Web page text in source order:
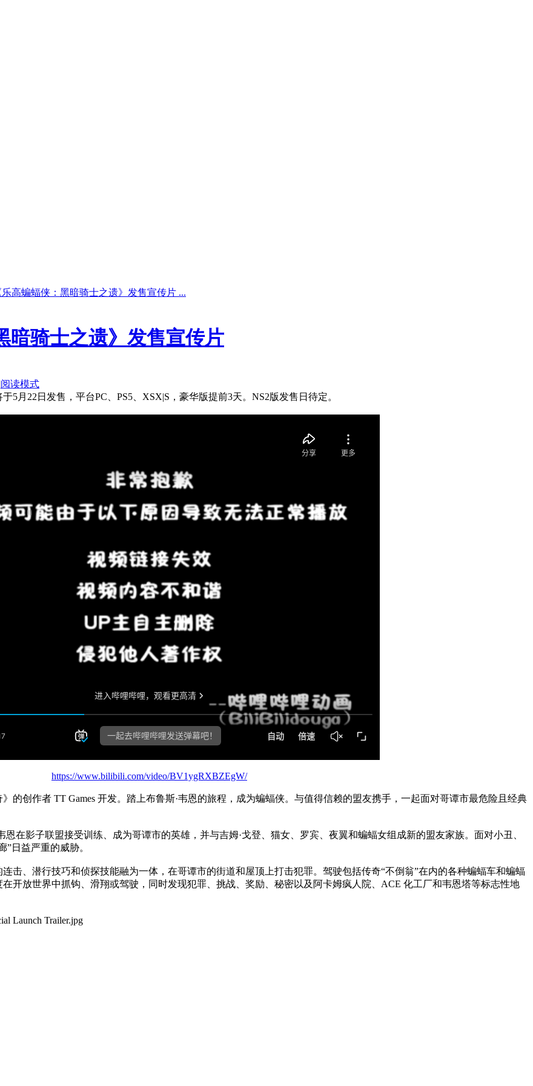
乐高蝙蝠侠：黑暗骑士之遗》发售宣传片 ...
暗骑士之遗》发售宣传片
阅读模式
5月22日发售，平台PC、PS5、XSX|S，豪华版提前3天。NS2版发售日待定。
https://www.bilibili.com/video/BV1ygRXBZEgW/
的创作者 TT Games 开发。踏上布鲁斯·韦恩的旅程，成为蝙蝠侠。与值得信赖的盟友携手，一起面对哥谭市最危险且经典
在影子联盟接受训练、成为哥谭市的英雄，并与吉姆·戈登、猫女、罗宾、夜翼和蝙蝠女组成新的盟友家族。面对小丑、
日益严重的威胁。
击、潜行技巧和侦探技能融为一体，在哥谭市的街道和屋顶上打击犯罪。驾驶包括传奇“不倒翁”在内的各种蝙蝠车和蝙蝠
开放世界中抓钩、滑翔或驾驶，同时发现犯罪、挑战、奖励、秘密以及阿卡姆疯人院、ACE 化工厂和韦恩塔等标志性地